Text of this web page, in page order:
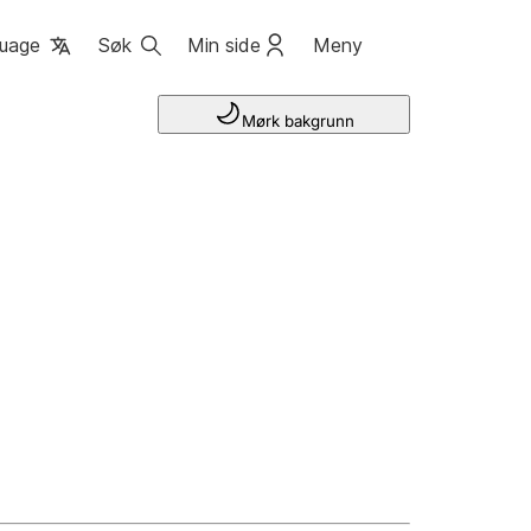
Søk Min side Meny
Mørk bakgrunn